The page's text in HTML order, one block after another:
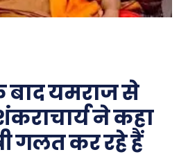
बाद यमराज से
ने कहा
गलत कर रहे हैं